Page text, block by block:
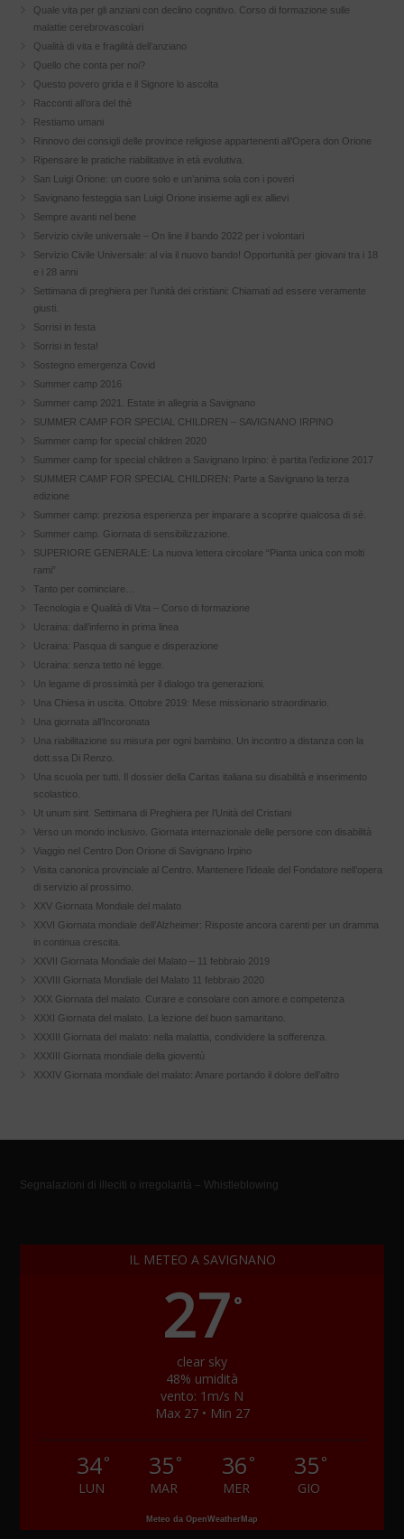
Quale vita per gli anziani con declino cognitivo. Corso di formazione sulle
malattie cerebrovascolari
Qualità di vita e fragilità dell’anziano
Quello che conta per noi?
Questo povero grida e il Signore lo ascolta
Racconti all’ora del thè
Restiamo umani
Rinnovo dei consigli delle province religiose appartenenti all’Opera don Orione
Ripensare le pratiche riabilitative in età evolutiva.
San Luigi Orione: un cuore solo e un’anima sola con i poveri
Savignano festeggia san Luigi Orione insieme agli ex allievi
Sempre avanti nel bene
Servizio civile universale – On line il bando 2022 per i volontari
Servizio Civile Universale: al via il nuovo bando! Opportunità per giovani tra i 18
e i 28 anni
Settimana di preghiera per l’unità dei cristiani: Chiamati ad essere veramente
giusti.
Sorrisi in festa
Sorrisi in festa!
Sostegno emergenza Covid
Summer camp 2016
Summer camp 2021. Estate in allegria a Savignano
SUMMER CAMP FOR SPECIAL CHILDREN – SAVIGNANO IRPINO
Summer camp for special children 2020
Summer camp for special children a Savignano Irpino: è partita l’edizione 2017
SUMMER CAMP FOR SPECIAL CHILDREN: Parte a Savignano la terza
edizione
Summer camp: preziosa esperienza per imparare a scoprire qualcosa di sé.
Summer camp. Giornata di sensibilizzazione.
SUPERIORE GENERALE: La nuova lettera circolare “Pianta unica con molti
rami”
Tanto per cominciare…
Tecnologia e Qualità di Vita – Corso di formazione
Ucraina: dall’inferno in prima linea
Ucraina: Pasqua di sangue e disperazione
Ucraina: senza tetto né legge.
Un legame di prossimità per il dialogo tra generazioni.
Una Chiesa in uscita. Ottobre 2019: Mese missionario straordinario.
Una giornata all’Incoronata
Una riabilitazione su misura per ogni bambino. Un incontro a distanza con la
dott.ssa Di Renzo.
Una scuola per tutti. Il dossier della Caritas italiana su disabilità e inserimento
scolastico.
Ut unum sint. Settimana di Preghiera per l’Unità del Cristiani
Verso un mondo inclusivo. Giornata internazionale delle persone con disabilità
Viaggio nel Centro Don Orione di Savignano Irpino
Visita canonica provinciale al Centro. Mantenere l’ideale del Fondatore nell’opera
di servizio al prossimo.
XXV Giornata Mondiale del malato
XXVI Giornata mondiale dell’Alzheimer: Risposte ancora carenti per un dramma
in continua crescita.
XXVII Giornata Mondiale del Malato – 11 febbraio 2019
XXVIII Giornata Mondiale del Malato 11 febbraio 2020
XXX Giornata del malato. Curare e consolare con amore e competenza
XXXI Giornata del malato. La lezione del buon samaritano.
XXXIII Giornata del malato: nella malattia, condividere la sofferenza.
XXXIII Giornata mondiale della gioventù
XXXIV Giornata mondiale del malato: Amare portando il dolore dell’altro
Segnalazioni di illeciti o irregolarità – Whistleblowing
IL METEO A SAVIGNANO
27°
clear sky
48% umidità
vento: 1m/s N
Max 27 • Min 27
34°
LUN
35 °
MAR
36 °
MER
35 °
GIO
Meteo da OpenWeatherMap